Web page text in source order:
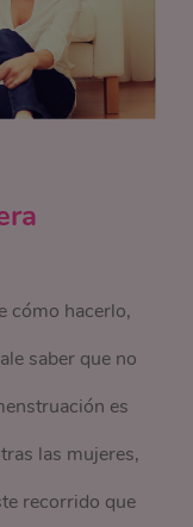
cómo hacerlo,
saber que no
es
las mujeres,
recorrido que